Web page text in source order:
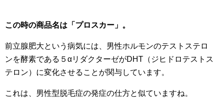
この時の商品名は「プロスカー」。
前立腺肥大という病気には、男性ホルモンのテストステロ
ンを酵素である５αリダクターゼがDHT（ジヒドロテストス
テロン）に変化させることが関与しています。
これは、男性型脱毛症の発症の仕方と似ていますね。